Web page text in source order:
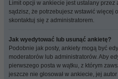
Limit opcji w ankiecie jest ustalany przez
sądzisz, że potrzebujesz wstawić więcej
skontaktuj się z administratorem.
Jak wyedytować lub usunąć ankietę?
Podobnie jak posty, ankiety mogą być
moderatorów lub administratorów. Aby
pierwszego posta w wątku, z którym
jeszcze nie głosował w ankiecie, jej